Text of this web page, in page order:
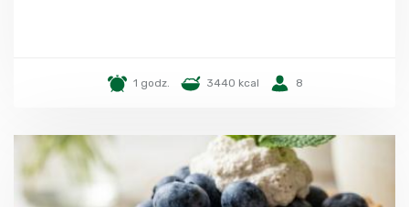
1 godz. 3440 kcal 8